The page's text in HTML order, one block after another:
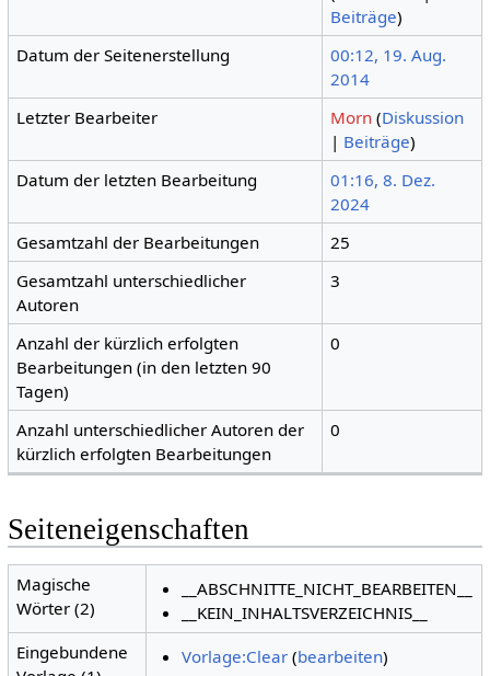
Beiträge)
Datum der Seitenerstellung
00:12, 19. Aug.
2014
Letzter Bearbeiter
Morn (Diskussion
| Beiträge)
Datum der letzten Bearbeitung
01:16, 8. Dez.
2024
Gesamtzahl der Bearbeitungen
25
Gesamtzahl unterschiedlicher
Autoren
3
Anzahl der kürzlich erfolgten
Bearbeitungen (in den letzten 90
Tagen)
0
Anzahl unterschiedlicher Autoren der
kürzlich erfolgten Bearbeitungen
0
Seiteneigenschaften
Magische
Wörter (2)
__ABSCHNITTE_NICHT_BEARBEITEN__
__KEIN_INHALTSVERZEICHNIS__
Eingebundene
Vorlage:Clear(bearbeiten)